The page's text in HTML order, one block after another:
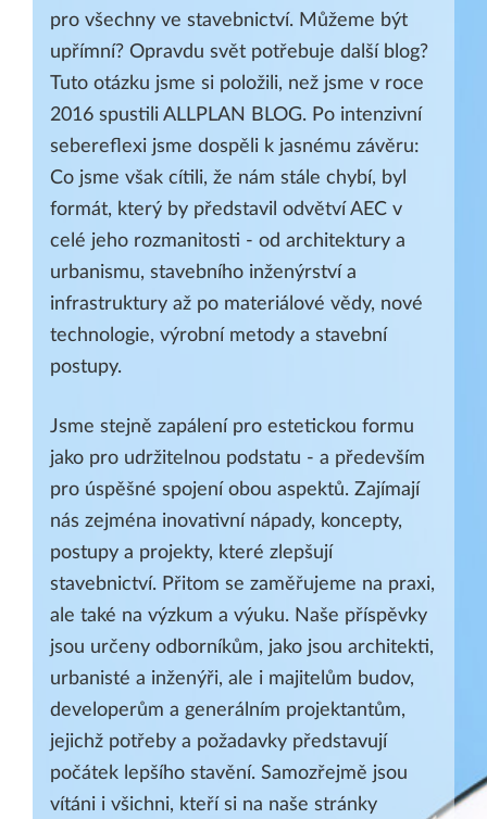
pro všechny ve stavebnictví. Můžeme být
upřímní? Opravdu svět potřebuje další blog?
Tuto otázku jsme si položili, než jsme v roce
2016 spustili ALLPLAN BLOG. Po intenzivní
sebereflexi jsme dospěli k jasnému závěru:
Co jsme však cítili, že nám stále chybí, byl
formát, který by představil odvětví AEC v
celé jeho rozmanitosti - od architektury a
urbanismu, stavebního inženýrství a
infrastruktury až po materiálové vědy, nové
technologie, výrobní metody a stavební
postupy.
Jsme stejně zapálení pro estetickou formu
jako pro udržitelnou podstatu - a především
pro úspěšné spojení obou aspektů. Zajímají
nás zejména inovativní nápady, koncepty,
postupy a projekty, které zlepšují
stavebnictví. Přitom se zaměřujeme na praxi,
ale také na výzkum a výuku. Naše příspěvky
jsou určeny odborníkům, jako jsou architekti,
urbanisté a inženýři, ale i majitelům budov,
developerům a generálním projektantům,
jejichž potřeby a požadavky představují
počátek lepšího stavění. Samozřejmě jsou
vítáni i všichni, kteří si na naše stránky